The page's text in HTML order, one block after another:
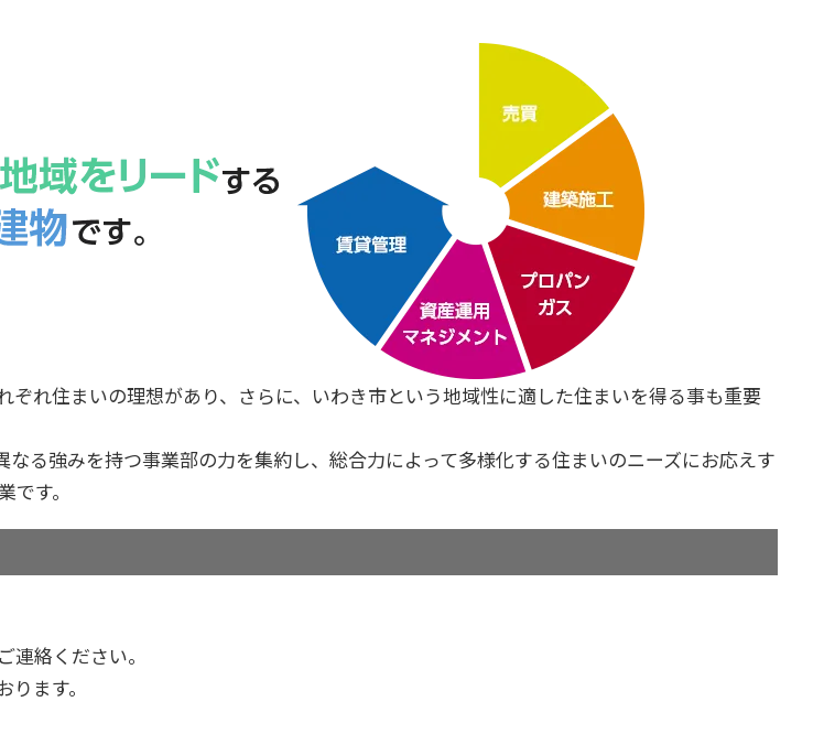
ぞれ住まいの理想があり、さらに、いわき市という地域性に適した住まいを得る事も重要
る強みを持つ事業部の力を集約し、総合力によって多様化する住まいのニーズにお応えす
す。
連絡ください。
ます。